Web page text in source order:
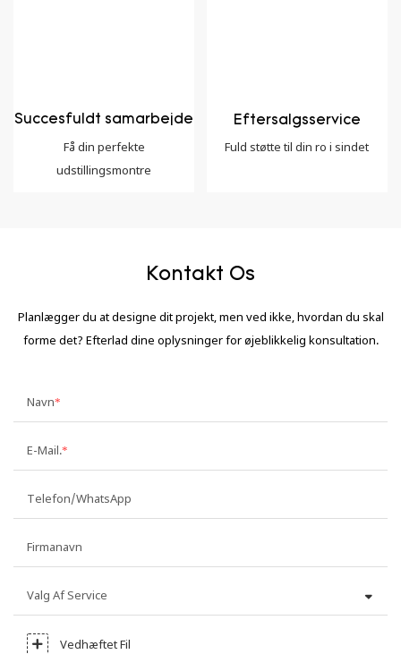
Succesfuldt samarbejde
Få din perfekte
udstillingsmontre
Eftersalgsservice
Fuld støtte til din ro i sindet
Kontakt Os
Planlægger du at designe dit projekt, men ved ikke, hvordan du skal
forme det? Efterlad dine oplysninger for øjeblikkelig konsultation.
Navn
E-Mail.
Telefon/WhatsApp
Firmanavn
Valg Af Service
Vedhæftet Fil